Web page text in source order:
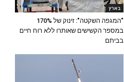
בארץ
"המגפה השקטה": זינוק של 170%
במספר הקשישים שאותרו ללא רוח חיים
בביתם